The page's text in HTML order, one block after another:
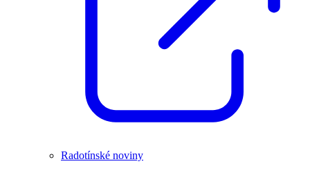
Radotínské noviny